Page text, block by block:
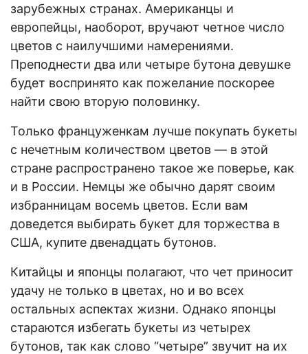
зарубежных странах. Американцы и
европейцы, наоборот, вручают четное число
цветов с наилучшими намерениями.
Преподнести два или четыре бутона девушке
будет воспринято как пожелание поскорее
найти свою вторую половинку.
Только француженкам лучше покупать букеты
с нечетным количеством цветов — в этой
стране распространено такое же поверье, как
и в России. Немцы же обычно дарят своим
избранницам восемь цветов. Если вам
доведется выбирать букет для торжества в
США, купите двенадцать бутонов.
Китайцы и японцы полагают, что чет приносит
удачу не только в цветах, но и во всех
остальных аспектах жизни. Однако японцы
стараются избегать букеты из четырех
бутонов, так как слово “четыре” звучит на их